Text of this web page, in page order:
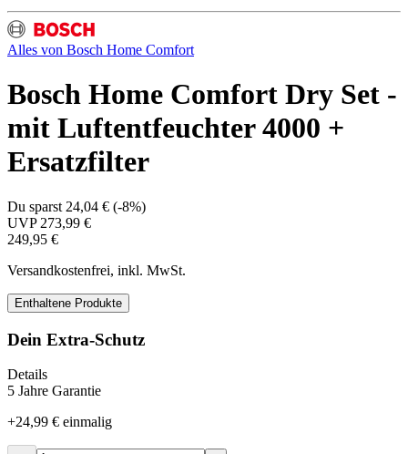
Alles von Bosch Home Comfort
Bosch Home Comfort Dry Set -
mit Luftentfeuchter 4000 +
Ersatzfilter
Du sparst 24,04 € (-8%)
UVP 273,99 €
249,95 €
Versandkostenfrei, inkl. MwSt.
Enthaltene Produkte
Dein Extra-Schutz
Details
5 Jahre Garantie
+24,99 € einmalig